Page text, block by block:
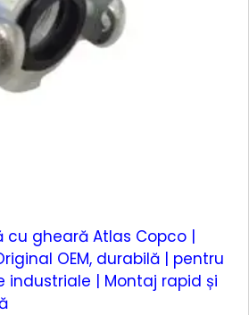
cu gheară Atlas Copco |
OEM, durabilă | pentru
| Montaj rapid și